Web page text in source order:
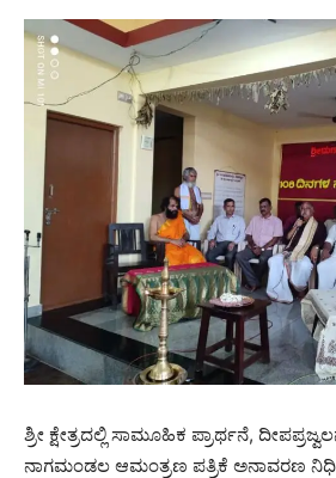
ಶ್ರೀ ಕ್ಷೇತ್ರದಲ್ಲಿ ಸಾಮೂಹಿಕ ಪ್ರಾರ್ಥನೆ,
ನಾಗಮಂಡಲ ಆಮಂತ್ರಣ ಪತ್ರಿಕೆ ಅನಾವರಣ